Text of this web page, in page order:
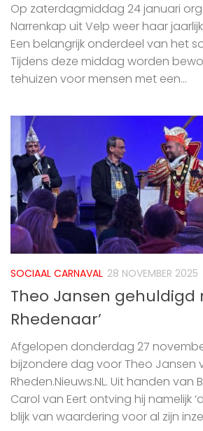
Op zaterdagmiddag 24 januari
Narrenkap uit Velp weer haar
Een belangrijk onderdeel van het
Tijdens deze middag worden
tehuizen voor mensen met een...
SOCIAAL CARNAVAL 28 NOVEMBER 2025
Theo Jansen gehuldigd
Rhedenaar’
Afgelopen donderdag 27
bijzondere dag voor Theo Jansen
Rheden.Nieuws.NL. Uit handen van
Carol van Eert ontving hij namelijk
blijk van waardering voor al zijn